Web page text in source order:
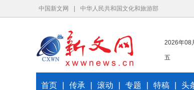
中国新文网 中华人民共和国文化和旅游部
2026年08
五
首页 传承 滚动 专题 特稿 头